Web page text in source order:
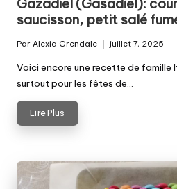
Gazadiel (Gasadiel):
saucisson, petit salé
by
Par Alexia Grendale juillet 7, 2025
Voici encore une recette de famille
surtout pour les fêtes de…
Lire Plus